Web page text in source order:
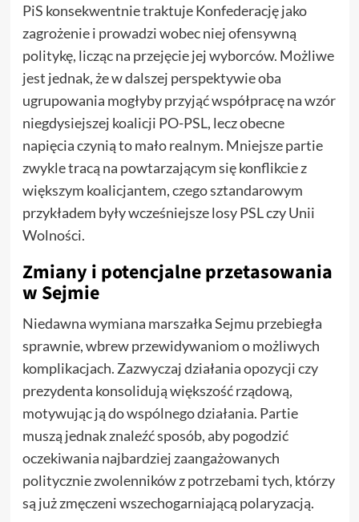
PiS konsekwentnie traktuje Konfederację jako
zagrożenie i prowadzi wobec niej ofensywną
politykę, licząc na przejęcie jej wyborców. Możliwe
jest jednak, że w dalszej perspektywie oba
ugrupowania mogłyby przyjąć współpracę na wzór
niegdysiejszej koalicji PO-PSL, lecz obecne
napięcia czynią to mało realnym. Mniejsze partie
zwykle tracą na powtarzającym się konflikcie z
większym koalicjantem, czego sztandarowym
przykładem były wcześniejsze losy PSL czy Unii
Wolności.
Zmiany i potencjalne przetasowania
w Sejmie
Niedawna wymiana marszałka Sejmu przebiegła
sprawnie, wbrew przewidywaniom o możliwych
komplikacjach. Zazwyczaj działania opozycji czy
prezydenta konsolidują większość rządową,
motywując ją do wspólnego działania. Partie
muszą jednak znaleźć sposób, aby pogodzić
oczekiwania najbardziej zaangażowanych
politycznie zwolenników z potrzebami tych, którzy
są już zmęczeni wszechogarniającą polaryzacją.